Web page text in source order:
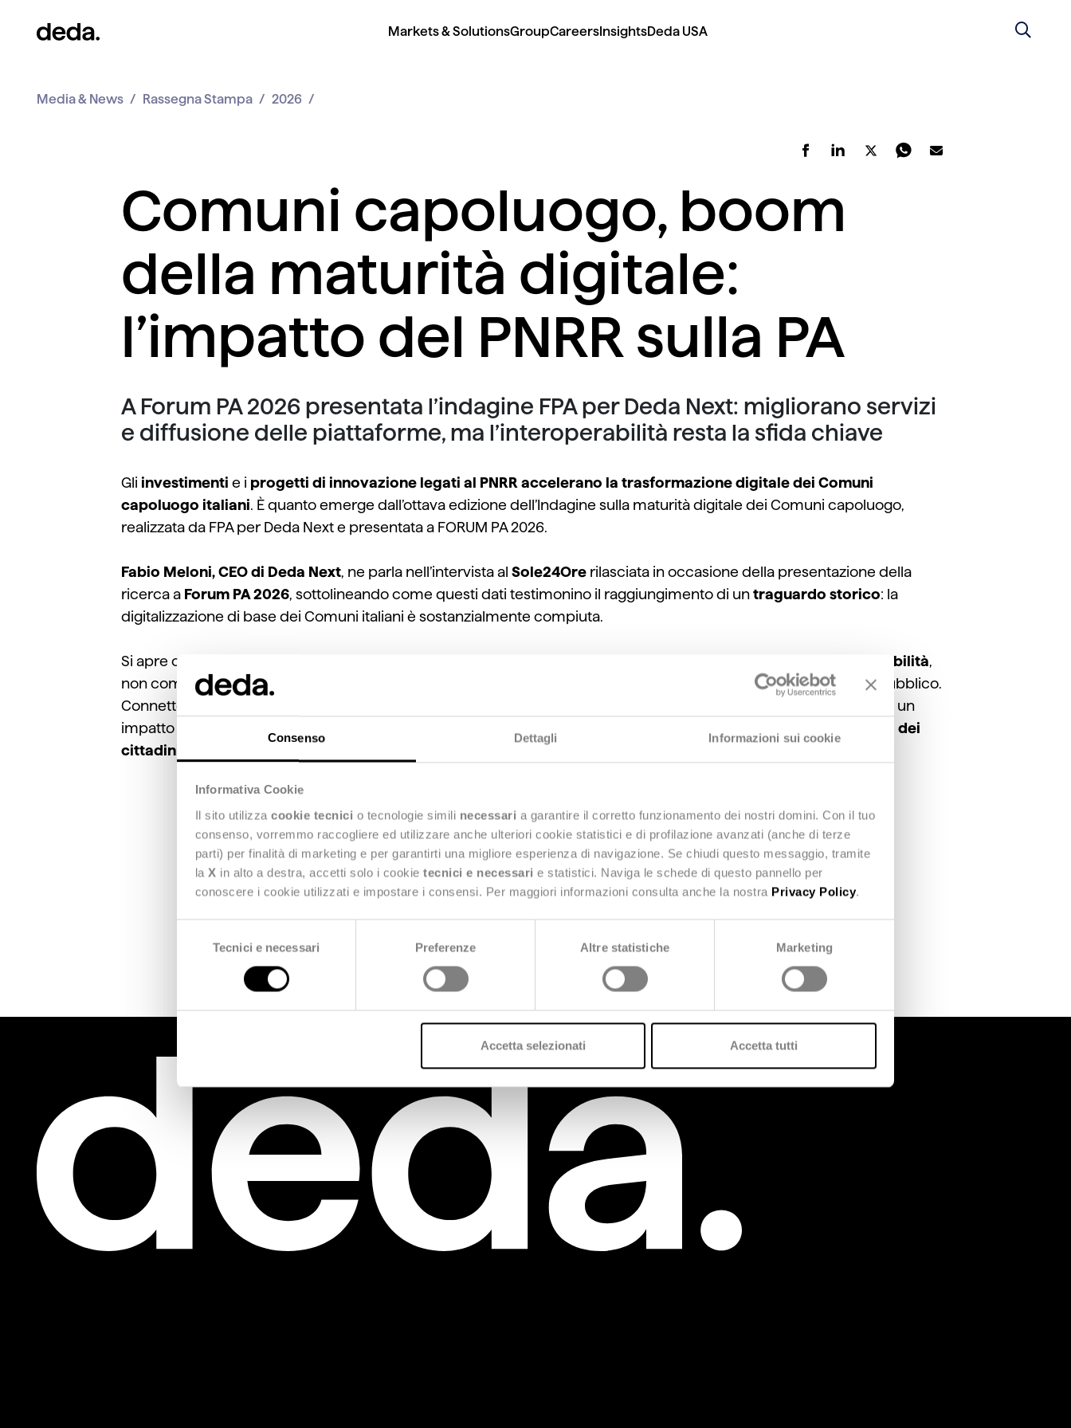
Consenso Dettagli Informazioni sui cookie
Informativa Cookie
Il sito utilizza cookie tecnici o tecnologie simili necessari a garantire il corretto funzionamento dei nostri domini. Con il tuo
consenso, vorremmo raccogliere ed utilizzare anche ulteriori cookie statistici e di profilazione avanzati (anche di terze
parti) per finalità di marketing e per garantirti una migliore esperienza di navigazione. Se chiudi questo messaggio, tramite
la X in alto a destra, accetti solo i cookie tecnici e necessari e statistici. Naviga le schede di questo pannello per
conoscere i cookie utilizzati e impostare i consensi. Per maggiori informazioni consulta anche la nostra Privacy Policy.
Tecnici e necessari Preferenze Altre statistiche Marketing
Accetta selezionati Accetta tutti
Markets & SolutionsGroupCareersInsightsDeda USA
Media & News Rassegna Stampa 2026
Comuni capoluogo, boom
della maturità digitale:
l’impatto del PNRR sulla PA
A Forum PA 2026 presentata l’indagine FPA per Deda Next: migliorano servizi
e diffusione delle piattaforme, ma l’interoperabilità resta la sfida chiave
Gli investimenti e i progetti di innovazione legati al PNRR accelerano la trasformazione digitale dei Comuni
capoluogo italiani. È quanto emerge dall’ottava edizione dell’Indagine sulla maturità digitale dei Comuni capoluogo,
realizzata da FPA per Deda Next e presentata a FORUM PA 2026.
Fabio Meloni, CEO di Deda Next, ne parla nell’intervista al Sole24Ore rilasciata in occasione della presentazione della
ricerca a Forum PA 2026, sottolineando come questi dati testimonino il raggiungimento di un traguardo storico: la
digitalizzazione di base dei Comuni italiani è sostanzialmente compiuta.
Si apre ora La vera partita si gioca sull’interoperabilità,
non come semplice adempimento tecnico, ma come vero cambio di paradigma nel modo di concepire il dato pubblico.
Connettere
che i Comuni producono e ricevono ogni giorno significa generare un
impatto concreto sulla vita delle persone e costruire una Pubblica Amministrazione capace di
anticipare i bisogni dei
cittadini
LEGGI IL COMUNICATO STAMPA LEGGI UN ESTRATTO DELL'ARTICOLO